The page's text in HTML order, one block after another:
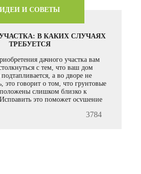
ИДЕИ И СОВЕТЫ
В КАКИХ СЛУЧАЯХ
ТРЕБУЕТСЯ
дачного участка вам
с тем, что ваш дом
а во дворе не
это говорит о том, что грунтовые
слишком близко к
это поможет осушение
3784